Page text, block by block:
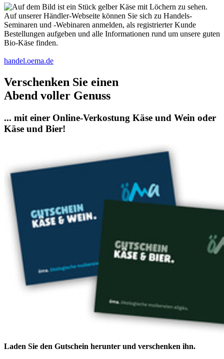
Auf unserer Händler-Webseite können Sie sich zu Handels-
Seminaren und -Webinaren anmelden, als registrierter Kunde
Bestellungen aufgeben und alle Informationen rund um unsere guten
Bio-Käse finden.
handel.oema.de
Verschenken Sie einen
Abend voller Genuss
... mit einer Online-Verkostung Käse und Wein oder
Käse und Bier!
Laden Sie den Gutschein herunter und verschenken ihn.